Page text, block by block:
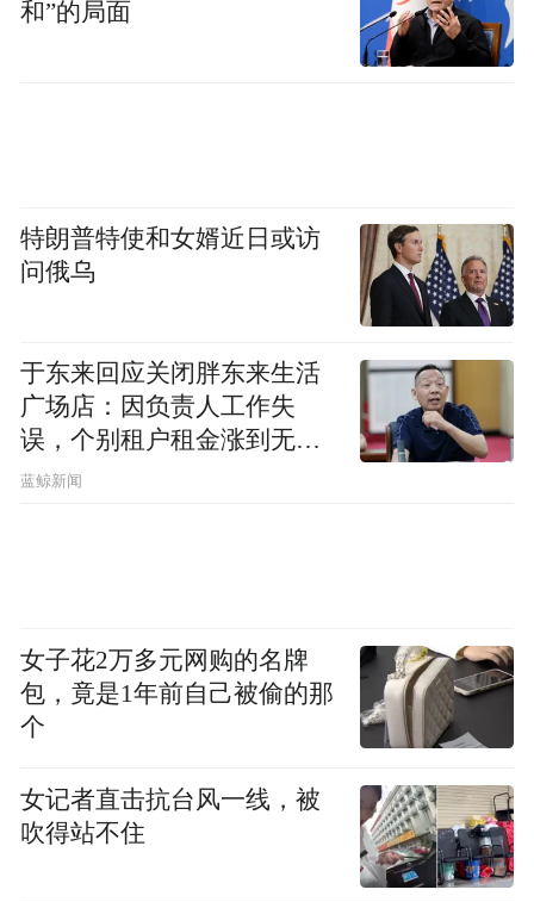
衣物、富余的水和食物、光源，“这是关键时
自己的能力需要有冗余，装备需要有冗余。”
“这个比赛（黄河石林百公里越野赛）的问题
在于，我去年跑的时候，是高温，有可能会
跑中暑。”万聪还记得，去年十月，他参加比
赛时，感觉很热，气温能有30摄氏度左右。
“山区的天气不稳定，热的时候非常热，冷的
一条朋友圈，视频里都是风声。那时，他正
在去起点的路上，距离比赛开始还剩40分
这是梁晶的最后一条朋友圈。
22日9时整，梁晶出发了。10点的时候，他稳
和”的局面
特朗普特使和女婿近日或访
问俄乌
于东来回应关闭胖东来生活
广场店：因负责人工作失
误，个别租户租金涨到无法
想象
蓝鲸新闻
女子花2万多元网购的名牌
包，竟是1年前自己被偷的那
个
女记者直击抗台风一线，被
吹得站不住